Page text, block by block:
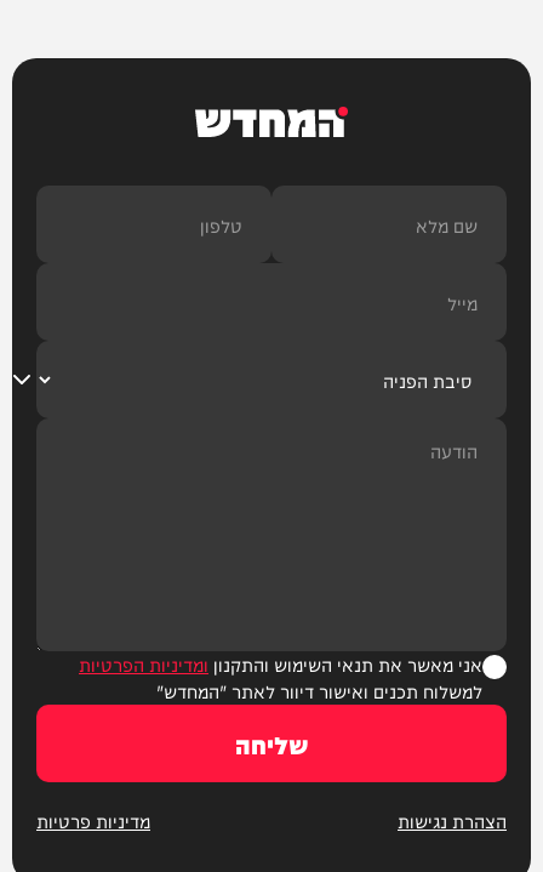
המחדש
אני מאשר את תנאי השימוש והתקנון ומדיניות הפרטיות
למשלוח תכנים ואישור דיוור לאתר "המחדש"
שליחה
הצהרת נגישות מדיניות פרטיות